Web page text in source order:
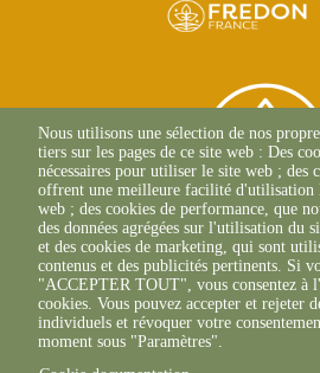
39 Rue Alexandre
84000
+33(0)4 90 27
Nous utilisons une sélection de nos
tiers sur les pages de ce site web : Des
nécessaires pour utiliser le site web ; des
offrent une meilleure facilité d'utilisation
web ; des cookies de performance, que
des données agrégées sur l'utilisation du
et des cookies de marketing, qui sont
contenus et des publicités pertinents. Si
"ACCEPTER TOUT", vous consentez à
cookies. Vous pouvez accepter et rejeter
individuels et révoquer votre
moment sous "Paramètres".